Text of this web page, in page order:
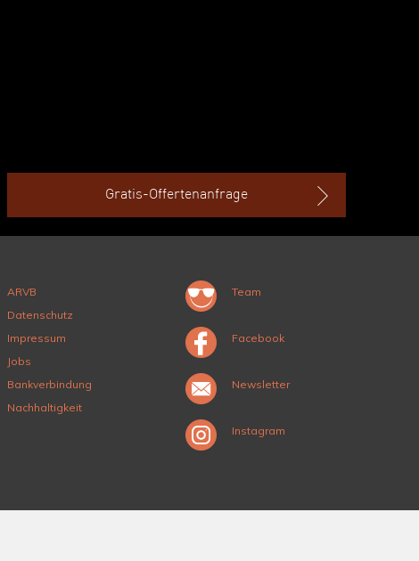
Gratis-Offertenanfrage
ARVB
Datenschutz
Impressum
Jobs
Bankverbindung
Nachhaltigkeit
Team
Facebook
Newsletter
Instagram